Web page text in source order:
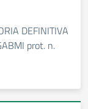
DEFINITIVA
prot. n.